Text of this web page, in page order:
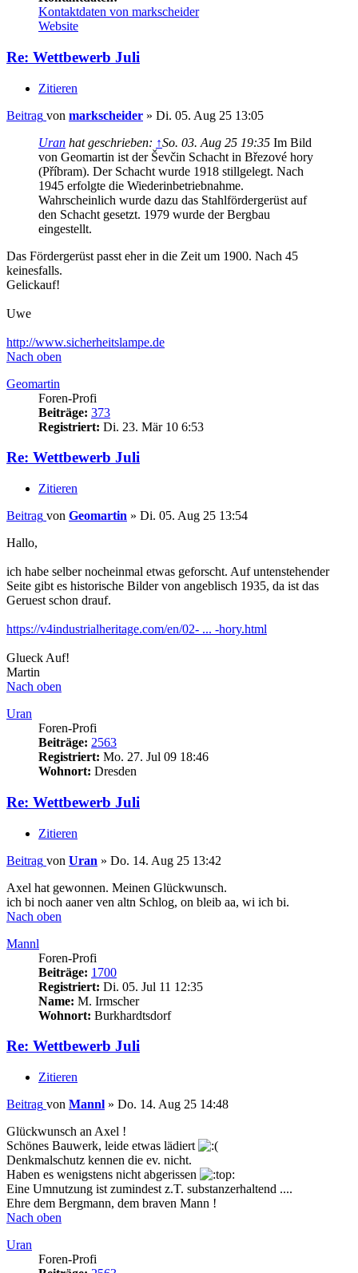
Kontaktdaten von markscheider
Website
Re: Wettbewerb Juli
Zitieren
Beitrag von markscheider » Di. 05. Aug 25 13:05
Uran hat geschrieben: ↑So. 03. Aug 25 19:35 Im Bild
von Geomartin ist der Ševčin Schacht in Březové hory
(Příbram). Der Schacht wurde 1918 stillgelegt. Nach
1945 erfolgte die Wiederinbetriebnahme.
Wahrscheinlich wurde dazu das Stahlfördergerüst auf
den Schacht gesetzt. 1979 wurde der Bergbau
eingestellt.
Das Fördergerüst passt eher in die Zeit um 1900. Nach 45
keinesfalls.
Gelickauf!
Uwe
http://www.sicherheitslampe.de
Nach oben
Geomartin
Foren-Profi
Beiträge: 373
Registriert: Di. 23. Mär 10 6:53
Re: Wettbewerb Juli
Zitieren
Beitrag von Geomartin » Di. 05. Aug 25 13:54
Hallo,
ich habe selber nocheinmal etwas geforscht. Auf untenstehender
Seite gibt es historische Bilder von angeblisch 1935, da ist das
Geruest schon drauf.
https://v4industrialheritage.com/en/02- ... -hory.html
Glueck Auf!
Martin
Nach oben
Uran
Foren-Profi
Beiträge: 2563
Registriert: Mo. 27. Jul 09 18:46
Wohnort: Dresden
Re: Wettbewerb Juli
Zitieren
Beitrag von Uran » Do. 14. Aug 25 13:42
Axel hat gewonnen. Meinen Glückwunsch.
ich bi noch aaner ven altn Schlog, on bleib aa, wi ich bi.
Nach oben
Mannl
Foren-Profi
Beiträge: 1700
Registriert: Di. 05. Jul 11 12:35
Name: M. Irmscher
Wohnort: Burkhardtsdorf
Re: Wettbewerb Juli
Zitieren
Beitrag von Mannl » Do. 14. Aug 25 14:48
Glückwunsch an Axel !
Schönes Bauwerk, leide etwas lädiert
Denkmalschutz kennen die ev. nicht.
Haben es wenigstens nicht abgerissen
Eine Umnutzung ist zumindest z.T. substanzerhaltend ....
Ehre dem Bergmann, dem braven Mann !
Nach oben
Uran
Foren-Profi